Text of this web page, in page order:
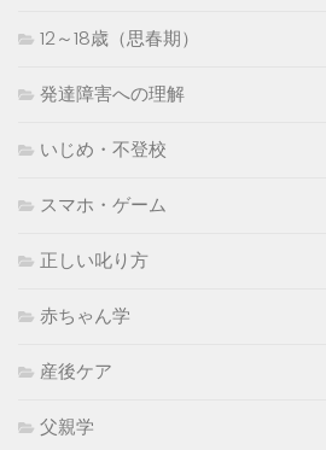
12～18歳（思春期）
発達障害への理解
いじめ・不登校
スマホ・ゲーム
正しい叱り方
赤ちゃん学
産後ケア
父親学